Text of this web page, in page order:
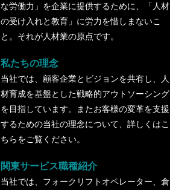
な労働力」を企業に提供するために、「人材
の受け入れと教育」に労力を惜しまないこ
と。それが人材業の原点です。
私たちの理念
当社では、顧客企業とビジョンを共有し、人
材育成を基盤とした戦略的アウトソーシング
を目指しています。またお客様の変革を支援
するための当社の理念について、詳しくはこ
ちらをご覧ください。
関東サービス職種紹介
当社では、フォークリフトオペレーター、倉